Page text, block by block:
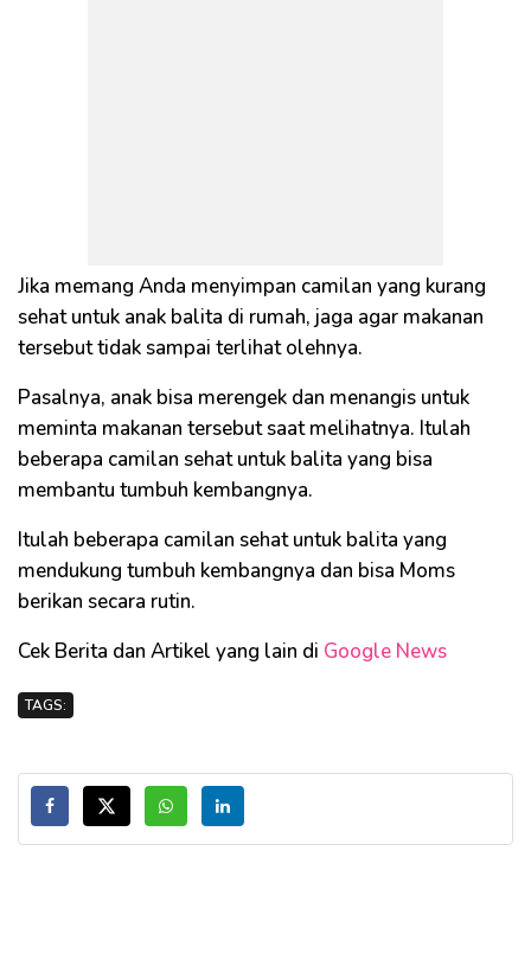
Jika memang Anda menyimpan camilan yang kurang
sehat untuk anak balita di rumah, jaga agar makanan
tersebut tidak sampai terlihat olehnya.
Pasalnya, anak bisa merengek dan menangis untuk
meminta makanan tersebut saat melihatnya. Itulah
beberapa camilan sehat untuk balita yang bisa
membantu tumbuh kembangnya.
Itulah beberapa camilan sehat untuk balita yang
mendukung tumbuh kembangnya dan bisa Moms
berikan secara rutin.
Cek Berita dan Artikel yang lain di Google News
TAGS: